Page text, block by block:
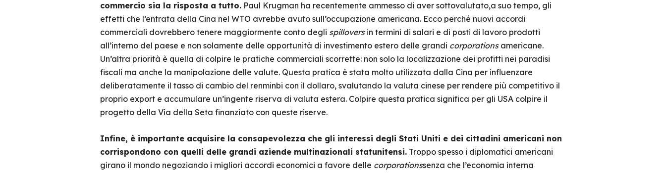
commercio sia la risposta a tutto.Paul Krugman ha recentemente ammesso di aver sottovalutato,a suo tempo,gli
effetti che l’entrata della Cina nel WTO avrebbe avuto sull’occupazione americana. Ecco perché nuovi accordi
commerciali dovrebbero tenere maggiormente conto degli spillovers in termini di salari e di posti di lavoro prodotti
all’interno del paese e non solamente delle opportunità di investimento estero delle grandi corporationsamericane.
Un’altra priorità è quella di colpire le pratiche commerciali scorrette: non solo la localizzazione dei profitti nei paradisi
fiscali ma anche la manipolazione delle valute. Questa pratica è stata molto utilizzata dalla Cina per influenzare
deliberatamente il tasso di cambio del renminbi con il dollaro, svalutando la valuta cinese per rendere più competitivo il
proprio export e accumulare un’ingente riserva di valuta estera. Colpire questa pratica significa per gli USA colpire il
progetto della Via della Seta finanziato con queste riserve.
Infine, è importante acquisire la consapevolezza che gli interessi degli Stati Uniti e dei cittadini americani non
corrispondono con quelli delle grandi aziende multinazionali statunitensi.Troppo spesso i diplomatici americani
girano il mondo negoziando i migliori accordi economici a favore delle corporationssenza che l’economia interna